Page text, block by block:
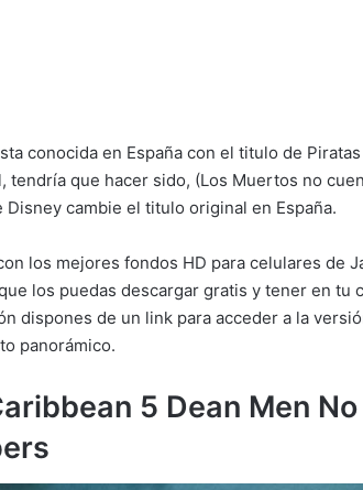
conocida en España con el titulo de
tendría que hacer sido, (Los Muertos no
Disney cambie el titulo original en España.
los mejores fondos HD para celulares de
los puedas descargar gratis y tener en tu
dispones de un link para acceder a la
panorámico.
5 Dean Men